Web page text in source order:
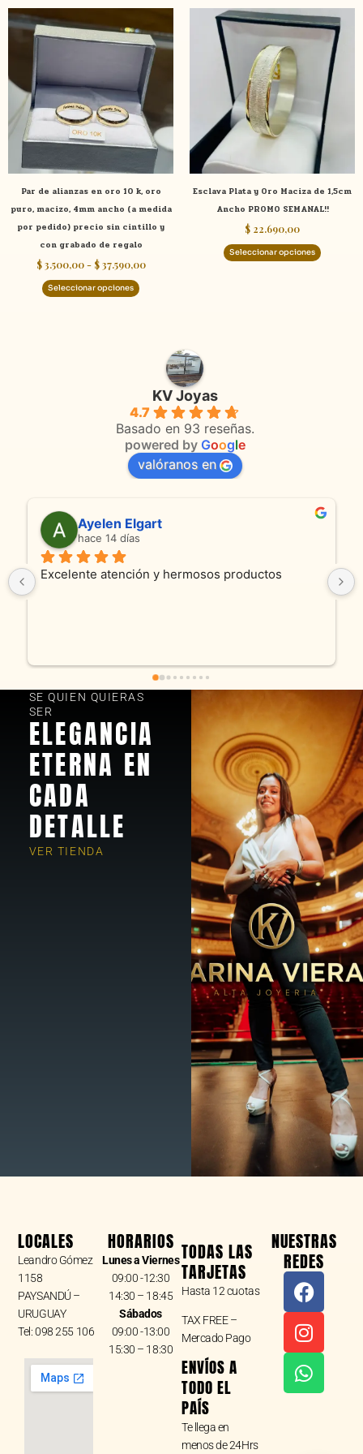
Par de alianzas en oro 10 k, oro
puro, macizo, 4mm ancho (a medida
por pedido) precio sin cintillo y
con grabado de regalo
$3.500,00 - $37.590,00
precios:
desde
$ 3.500,00
hasta
$ 37.590,00
Seleccionar opciones
producto
tiene
múltiples
variantes.
Las
opciones
se
pueden
elegir
en
la
página
de
producto
Esclava Plata y Oro Maciza de 1,5cm
Ancho PROMO SEMANAL!!
$ 22.690,00
Seleccionar opciones
Este
tiene
Las
se
pueden
elegir
en
la
de
KV Joyas
4.7
Basado en 93 reseñas.
powered by Google
valóranos en
Ayelen Elgart
hace 14 días
Excelente atención y hermosos productos
SE QUIEN QUIERAS
SER
ELEGANCIA
ETERNA EN
CADA
DETALLE
VER TIENDA
LOCALES
Leandro Gómez
1158
PAYSANDÚ –
URUGUAY
Tel: 098 255 106
HORARIOS
Lunes a Viernes
09:00 -12:30
14:30 – 18:45
Sábados
09:00 -13:00
15:30 – 18:30
TODAS LAS
TARJETAS
Hasta 12 cuotas
TAX FREE –
Mercado Pago
ENVÍOS A
TODO EL
PAÍS
Te llega en
menos de 24Hrs
NUESTRAS
REDES
F
a
c
e
b
o
I
n
s
t
a
g
W
h
a
t
s
a